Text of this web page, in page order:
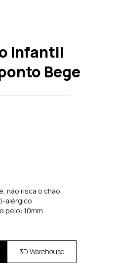
Infantil
Bege
não risca o chão
alérgico
pelo: 10mm
3D Warehouse